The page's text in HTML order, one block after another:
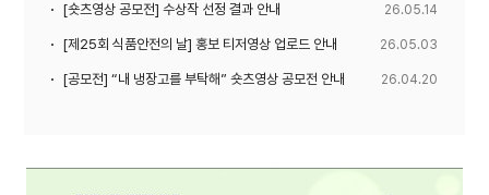
[숏츠영상 공모전] 수상작 선정 결과 안내 26.05.14
[제25회 식품안전의 날] 홍보 티저영상 업로드 안내 26.05.03
[공모전] “내 냉장고를 부탁해” 숏츠영상 공모전 안내 26.04.20